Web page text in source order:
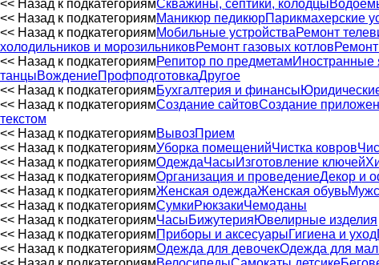
<< Назад к подкатегориямСкважины, септики, колодцы
<< Назад к подкатегориямМаникюр педикюрПарикмахерские
<< Назад к подкатегориямМобильные устройстваРемонт
холодильников и морозильниковРемонт газовых котлов
<< Назад к подкатегориямРепитор по предметамИностранные
танцыВождениеПрофподготовкаДругое
<< Назад к подкатегориямБухгалтерия и финансы
<< Назад к подкатегориямСоздание сайтовСоздание
текстом
<< Назад к подкатегориямВывозПрием
<< Назад к подкатегориямУборка помещенийЧистка ковров
<< Назад к подкатегориямОдеждаЧасыИзготовление ключей
<< Назад к подкатегориямОрганизация и проведениеДекор и
<< Назад к подкатегориямЖенская одеждаЖенская обувь
<< Назад к подкатегориямСумкиРюкзакиЧемоданы
<< Назад к подкатегориямЧасыБижутерияЮвелирные изделия
<< Назад к подкатегориямПриборы и аксесуарыГигиена и уход
<< Назад к подкатегориямОдежда для девочекОдежда для